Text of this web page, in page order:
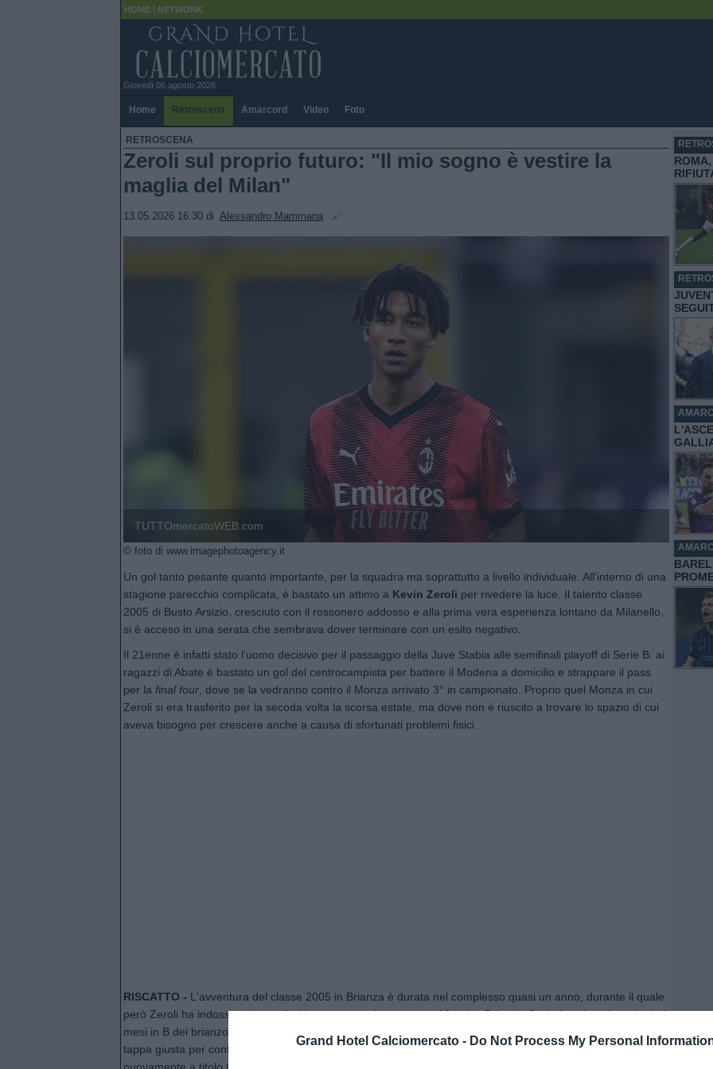
Grand Hotel Calciomercato - Do Not Process My Personal
HOME NETWORK
Giovedì 06 agosto 2026
Home Retroscena Amarcord Video Foto
RETROSCENA
Zeroli sul proprio futuro: "Il mio sogno è vestire la
maglia del Milan"
13.05.2026 16:30 di Alessandro Mammana
TUTTOmercatoWEB.com
© foto di www.imagephotoagency.it
Un gol tanto pesante quanto importante, per la squadra ma soprattutto a livello individuale. All'interno di una
stagione parecchio complicata, è bastato un attimo a Kevin Zeroli per rivedere la luce. Il talento classe
2005 di Busto Arsizio, cresciuto con il rossonero addosso e alla prima vera esperienza lontano da Milanello,
si è acceso in una serata che sembrava dover terminare con un esito negativo.
Il 21enne è infatti stato l'uomo decisivo per il passaggio della Juve Stabia alle semifinali playoff di Serie B: ai
ragazzi di Abate è bastato un gol del centrocampista per battere il Modena a domicilio e strappare il pass
per la final four , dove se la vedranno contro il Monza arrivato 3° in campionato. Proprio quel Monza in cui
Zeroli si era trasferito per la secoda volta la scorsa estate, ma dove non è riuscito a trovare lo spazio di cui
aveva bisogno per crescere anche a causa di sfortunati problemi fisici.
RISCATTO - L'avventura del classe 2005 in Brianza è durata nel complesso quasi un anno, durante il quale
però Zeroli ha indossato la maglia biancorossa solamente per 13 volte. Prima in Serie A, poi anche nei primi
mesi in B dei brianzoli dopo una deludente retrocessione. In fin dei conti, però, Monza non si è dimostrata la
tappa giusta per continuare a crescere, motivo per cui il Milan lo ha richiamato dal prestito e lo ha ceduto